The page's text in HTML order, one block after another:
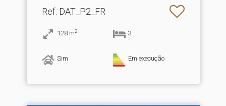
Ref: DAT_P2_FR
128 m2 3
Sim Em execução